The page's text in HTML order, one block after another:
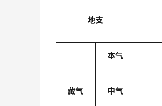
地支
本气
藏气 中气